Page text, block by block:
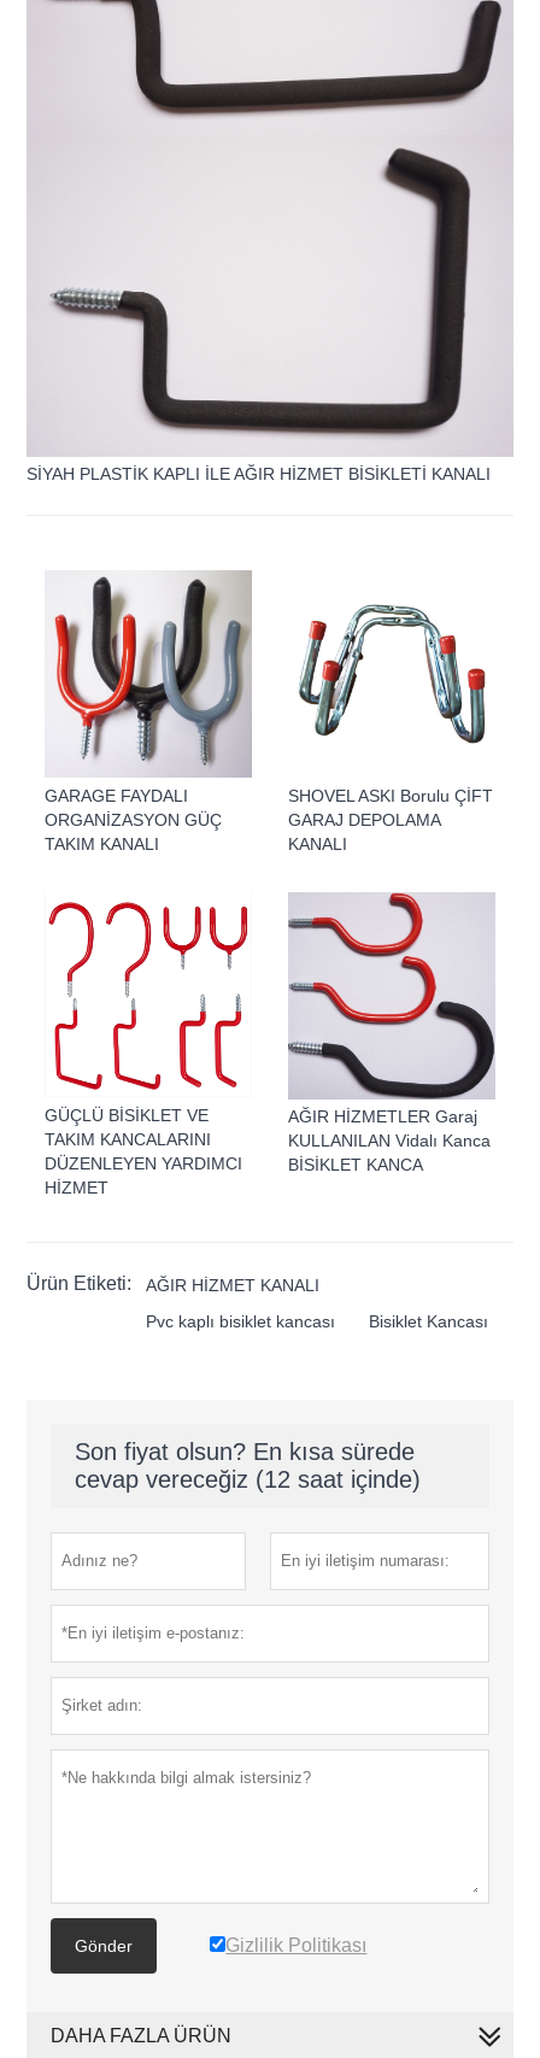
SİYAH PLASTİK KAPLI İLE AĞIR HİZMET BİSİKLETİ KANALI
GARAGE FAYDALI
ORGANİZASYON GÜÇ
TAKIM KANALI
SHOVEL ASKI Borulu ÇİFT
GARAJ DEPOLAMA
KANALI
GÜÇLÜ BİSİKLET VE
TAKIM KANCALARINI
DÜZENLEYEN YARDIMCI
HİZMET
AĞIR HİZMETLER Garaj
KULLANILAN Vidalı Kanca
BİSİKLET KANCA
Ürün Etiketi:
AĞIR HİZMET KANALI
Pvc kaplı bisiklet kancası
Bisiklet Kancası
Son fiyat olsun? En kısa sürede
cevap vereceğiz (12 saat içinde)
Gönder Gizlilik Politikası
DAHA FAZLA ÜRÜN